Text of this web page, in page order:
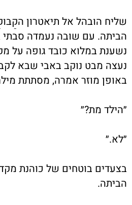
שליח הובהל אל תיאטרון
הביתה. עם שובה נעמדה סבתי
נשענת במלוא כובד גופה על
נעצה מבט נוקב באבי שבא
באופן מוזר אמרה, מסתתת
״הילד מת?״
״לא.״
בצעדים בוטחים של כוהנת
הביתה.